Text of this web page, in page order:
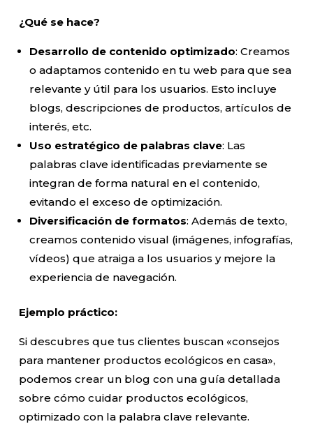
¿Qué se hace?
Desarrollo de contenido optimizado: Creamos
o adaptamos contenido en tu web para que sea
relevante y útil para los usuarios. Esto incluye
blogs, descripciones de productos, artículos de
interés, etc.
Uso estratégico de palabras clave: Las
palabras clave identificadas previamente se
integran de forma natural en el contenido,
evitando el exceso de optimización.
Diversificación de formatos: Además de texto,
creamos contenido visual (imágenes, infografías,
vídeos) que atraiga a los usuarios y mejore la
experiencia de navegación.
Ejemplo práctico:
Si descubres que tus clientes buscan «consejos
para mantener productos ecológicos en casa»,
podemos crear un blog con una guía detallada
sobre cómo cuidar productos ecológicos,
optimizado con la palabra clave relevante.